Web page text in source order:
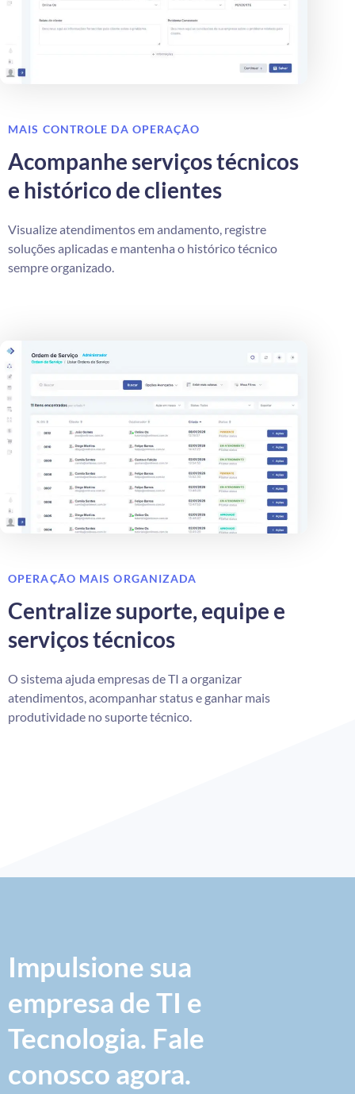
MAIS CONTROLE DA OPERAÇÃO
Acompanhe serviços técnicos
e histórico de clientes
Visualize atendimentos em andamento, registre
soluções aplicadas e mantenha o histórico técnico
sempre organizado.
OPERAÇÃO MAIS ORGANIZADA
Centralize suporte, equipe e
serviços técnicos
O sistema ajuda empresas de TI a organizar
atendimentos, acompanhar status e ganhar mais
produtividade no suporte técnico.
Impulsione sua
empresa de TI e
Tecnologia. Fale
conosco agora.